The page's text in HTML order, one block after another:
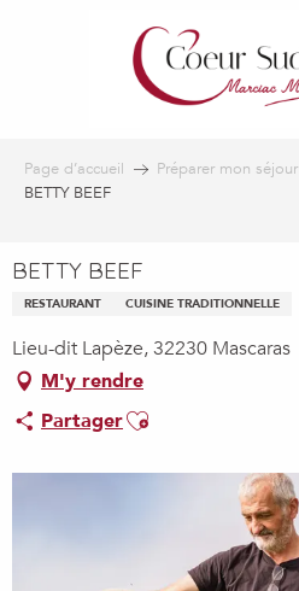
Page d’accueil Préparer mon séjour
BETTY BEEF
BETTY BEEF
RESTAURANT CUISINE TRADITIONNELLE
Lieu-dit Lapèze, 32230 Mascaras
M'y rendre
PartagerAjouter aux favoris